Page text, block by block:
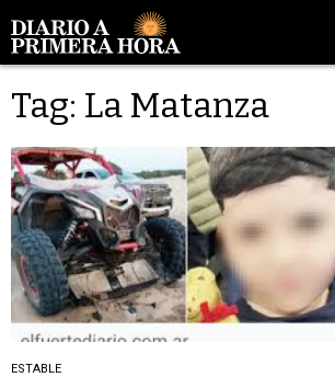
Tag: La Matanza
ESTABLE